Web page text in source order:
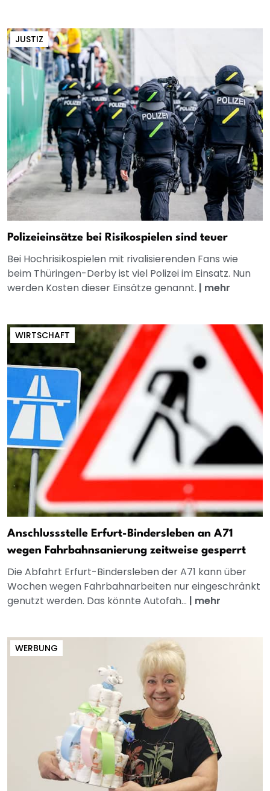
JUSTIZ
Polizeieinsätze bei Risikospielen sind teuer
Bei Hochrisikospielen mit rivalisierenden Fans wie
beim Thüringen-Derby ist viel Polizei im Einsatz. Nun
werden Kosten dieser Einsätze genannt. | mehr
WIRTSCHAFT
Anschlussstelle Erfurt-Bindersleben an A71
wegen Fahrbahnsanierung zeitweise gesperrt
Die Abfahrt Erfurt-Bindersleben der A71 kann über
Wochen wegen Fahrbahnarbeiten nur eingeschränkt
genutzt werden. Das könnte Autofah... | mehr
WERBUNG